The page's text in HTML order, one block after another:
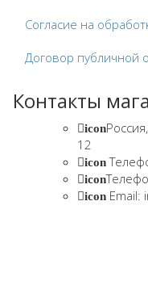
Согласие на
Договор публичной
Контакты
icon
12
icon
icon
icon Email: